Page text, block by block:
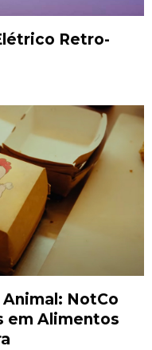
Retro-
NotCo
em Alimentos